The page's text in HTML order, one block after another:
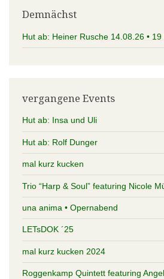
Demnächst
Hut ab: Heiner Rusche 14.08.26 • 19
vergangene Events
Hut ab: Insa und Uli
Hut ab: Rolf Dunger
mal kurz kucken
Trio “Harp & Soul” featuring Nicole
una anima • Opernabend
LETsDOK ´25
mal kurz kucken 2024
Roggenkamp Quintett featuring